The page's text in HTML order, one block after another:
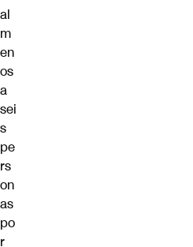
al
m
en
os
a
sei
s
pe
rs
on
as
po
r